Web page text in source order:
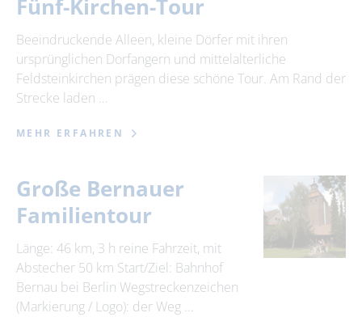
Fünf-Kirchen-Tour
Beeindruckende Alleen, kleine Dörfer mit ihren
ursprünglichen Dorfangern und mittelalterliche
Feldsteinkirchen prägen diese schöne Tour. Am Rand der
Strecke laden …
MEHR ERFAHREN
Große Bernauer
Familientour
Länge: 46 km, 3 h reine Fahrzeit, mit
Abstecher 50 km Start/Ziel: Bahnhof
Bernau bei Berlin Wegstreckenzeichen
(Markierung / Logo): der Weg …